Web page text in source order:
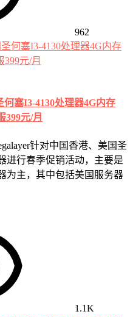
962
何塞I3-4130处理器4G内存
399元/月
针对中国香港、美国圣
进行春季促销活动，主要是
为主，其中包括美国服务器
1.1K